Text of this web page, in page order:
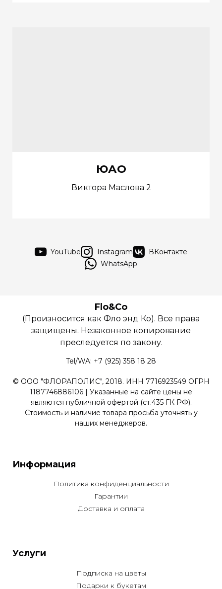
ЮАО
Виктора Маслова 2
YouTube Instagram
ВКонтакте
WhatsApp
Flo&Co
(Произносится как Фло энд Ко). Все права
защищены. Незаконное копирование
преследуется по закону.
Tel/WA: +7 (925) 358 18 28
© ООО "ФЛОРАПОЛИС", 2018. ИНН 7716923549 ОГРН
1187746886106 | Указанные на сайте цены не
являются публичной офертой (ст.435 ГК РФ).
Стоимость и наличие товара просьба уточнять у
наших менеджеров.
Информация
Политика конфиденциальности
Гарантии
Доставка и оплата
Услуги
Подписка на цветы
Подарки к букетам